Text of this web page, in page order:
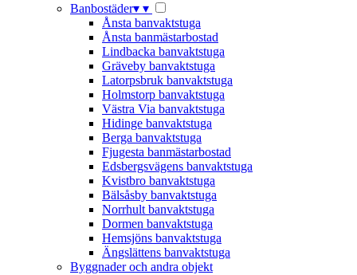
Banbostäder▾ ▾
Ånsta banvaktstuga
Ånsta banmästarbostad
Lindbacka banvaktstuga
Gräveby banvaktstuga
Latorpsbruk banvaktstuga
Holmstorp banvaktstuga
Västra Via banvaktstuga
Hidinge banvaktstuga
Berga banvaktstuga
Fjugesta banmästarbostad
Edsbergsvägens banvaktstuga
Kvistbro banvaktstuga
Bälsåsby banvaktstuga
Norrhult banvaktstuga
Dormen banvaktstuga
Hemsjöns banvaktstuga
Ängslättens banvaktstuga
Byggnader och andra objekt